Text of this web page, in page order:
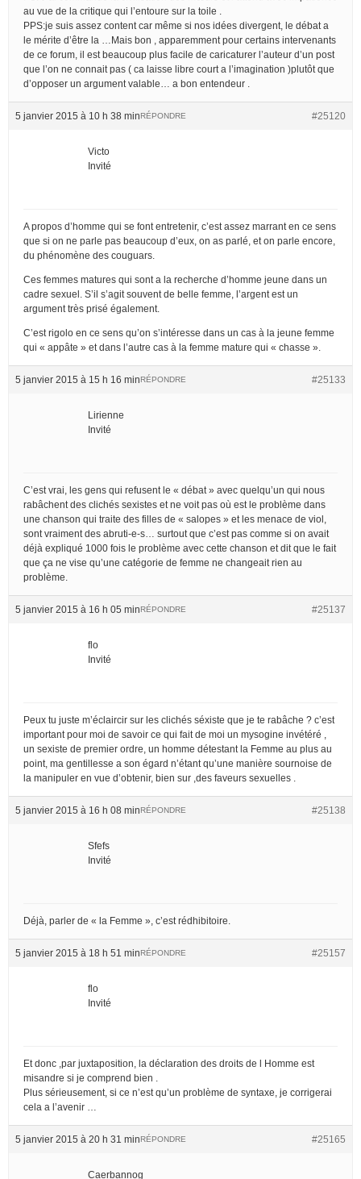
au vue de la critique qui l’entoure sur la toile .
PPS:je suis assez content car même si nos idées divergent, le débat a
le mérite d’être la …Mais bon , apparemment pour certains intervenants
de ce forum, il est beaucoup plus facile de caricaturer l’auteur d’un post
que l’on ne connait pas ( ca laisse libre court a l’imagination )plutôt que
d’opposer un argument valable… a bon entendeur .
5 janvier 2015 à 10 h 38 min #25120
RÉPONDRE
Victo
Invité
A propos d’homme qui se font entretenir, c’est assez marrant en ce sens
que si on ne parle pas beaucoup d’eux, on as parlé, et on parle encore,
du phénomène des couguars.
Ces femmes matures qui sont a la recherche d’homme jeune dans un
cadre sexuel. S’il s’agit souvent de belle femme, l’argent est un
argument très prisé également.
C’est rigolo en ce sens qu’on s’intéresse dans un cas à la jeune femme
qui « appâte » et dans l’autre cas à la femme mature qui « chasse ».
5 janvier 2015 à 15 h 16 min #25133
RÉPONDRE
Lirienne
Invité
C’est vrai, les gens qui refusent le « débat » avec quelqu’un qui nous
rabâchent des clichés sexistes et ne voit pas où est le problème dans
une chanson qui traite des filles de « salopes » et les menace de viol,
sont vraiment des abruti-e-s… surtout que c’est pas comme si on avait
déjà expliqué 1000 fois le problème avec cette chanson et dit que le fait
que ça ne vise qu’une catégorie de femme ne changeait rien au
problème.
5 janvier 2015 à 16 h 05 min #25137
RÉPONDRE
flo
Invité
Peux tu juste m’éclaircir sur les clichés séxiste que je te rabâche ? c’est
important pour moi de savoir ce qui fait de moi un mysogine invétéré ,
un sexiste de premier ordre, un homme détestant la Femme au plus au
point, ma gentillesse a son égard n’étant qu’une manière sournoise de
la manipuler en vue d’obtenir, bien sur ,des faveurs sexuelles .
5 janvier 2015 à 16 h 08 min #25138
RÉPONDRE
Sfefs
Invité
Déjà, parler de « la Femme », c’est rédhibitoire.
5 janvier 2015 à 18 h 51 min #25157
RÉPONDRE
flo
Invité
Et donc ,par juxtaposition, la déclaration des droits de l Homme est
misandre si je comprend bien .
Plus sérieusement, si ce n’est qu’un problème de syntaxe, je corrigerai
cela a l’avenir …
5 janvier 2015 à 20 h 31 min #25165
RÉPONDRE
Caerbannog